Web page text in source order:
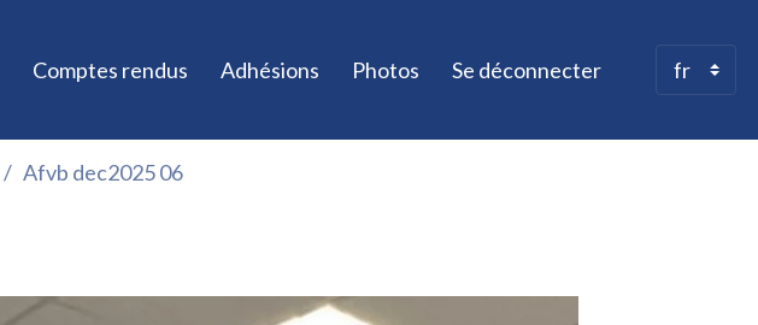
Comptes rendus Adhésions Photos Se déconnecter
Afvb dec2025 06